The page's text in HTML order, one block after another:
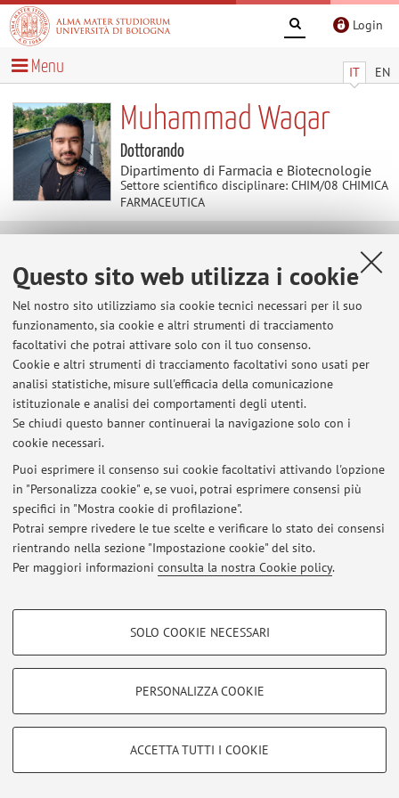
Questo sito web utilizza i cookie
Nel nostro sito utilizziamo sia cookie tecnici necessari per il suo
funzionamento, sia cookie e altri strumenti di tracciamento
facoltativi che potrai attivare solo con il tuo consenso.
Cookie e altri strumenti di tracciamento facoltativi sono usati per
analisi statistiche, misure sull'efficacia della comunicazione
istituzionale e analisi dei comportamenti degli utenti.
Se chiudi questo banner continuerai la navigazione solo con i
cookie necessari.
Puoi esprimere il consenso sui cookie facoltativi attivando l'opzione
in "Personalizza cookie" e, se vuoi, potrai esprimere consensi più
specifici in "Mostra cookie di profilazione".
Potrai sempre rivedere le tue scelte e verificare lo stato dei consensi
rientrando nella sezione "Impostazione cookie" del sito.
Per maggiori informazioni consulta la nostra Cookie policy.
COOKIE DI PROFILAZIONE - FACOLTATIVI
COOKIE TECNICI - NECESSARI
Si tratta di cookie tecnici utilizzati, a titolo esemplificativo, per il corretto
SOLO COOKIE NECESSARI
PERSONALIZZA COOKIE
ACCETTA TUTTI I COOKIE
Login
IT EN
Menu
Muhammad Waqar
Dottorando
Dipartimento di Farmacia e Biotecnologie
Settore scientifico disciplinare: CHIM/08 CHIMICA
FARMACEUTICA
Avvisi
Al momento non sono presenti avvisi.
Area riservata
Accedi tramite login per gestire tutti i contenuti del sito.
© 2026 - ALMA MATER STUDIORUM - Università di Bologna - Via
Zamboni, 33 - 40126 Bologna - Partita IVA: 01131710376
Privacy| Note legali |Impostazioni Cookie